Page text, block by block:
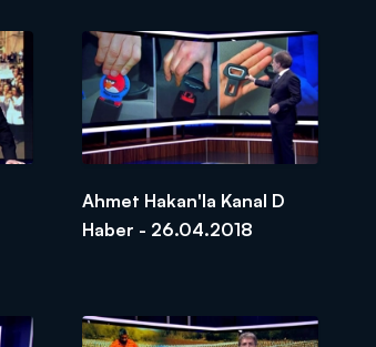
Ahmet Hakan'la Kanal D
Haber - 26.04.2018